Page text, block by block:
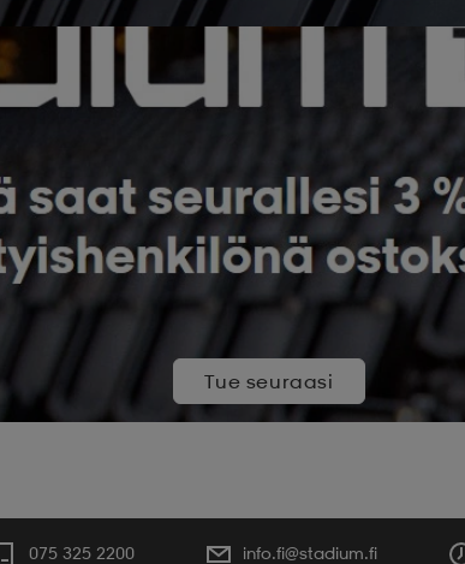
Tue seuraasi
075 325 2200 info.fi@stadium.fi